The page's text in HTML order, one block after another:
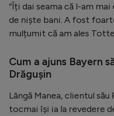
Tenis
Handbal
Auto
“Îți dai seama că l-am
de niște bani. A fost
mulțumit că am ales
Cum a ajuns Bayern
Drăgușin
Lângă Manea, clientul său
tocmai își ia la revedere